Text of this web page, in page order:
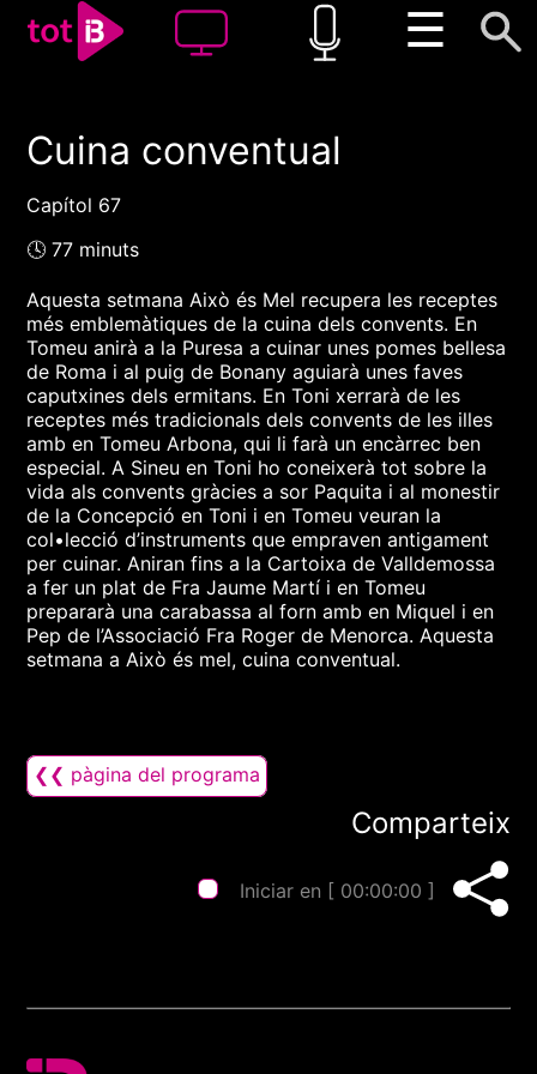
☰
00:00 00:00
Cuina conventual
Capítol 67
🕓 77 minuts
Aquesta setmana Això és Mel recupera les receptes
més emblemàtiques de la cuina dels convents. En
Tomeu anirà a la Puresa a cuinar unes pomes bellesa
de Roma i al puig de Bonany aguiarà unes faves
caputxines dels ermitans. En Toni xerrarà de les
receptes més tradicionals dels convents de les illes
amb en Tomeu Arbona, qui li farà un encàrrec ben
especial. A Sineu en Toni ho coneixerà tot sobre la
vida als convents gràcies a sor Paquita i al monestir
de la Concepció en Toni i en Tomeu veuran la
col•lecció d’instruments que empraven antigament
per cuinar. Aniran fins a la Cartoixa de Valldemossa
a fer un plat de Fra Jaume Martí i en Tomeu
prepararà una carabassa al forn amb en Miquel i en
Pep de l’Associació Fra Roger de Menorca. Aquesta
setmana a Això és mel, cuina conventual.
❮❮ pàgina del programa
Comparteix
Iniciar en [ 00:00:00 ]